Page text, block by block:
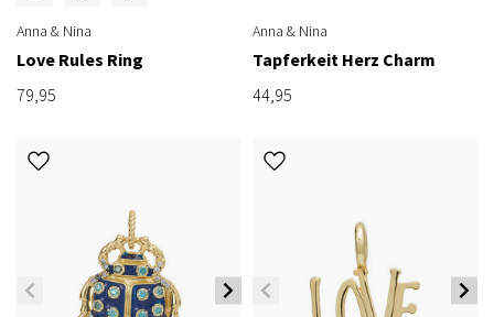
Anna & Nina
Love Rules Ring
79,95
Anna & Nina
Tapferkeit Herz Charm
44,95